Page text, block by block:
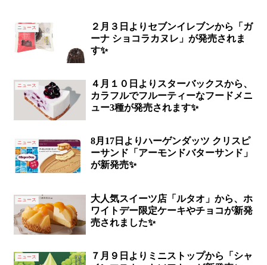
ニュース
２月３日よりセブンイレブンから「ガ
ーナ ショコラカヌレ」が発売されま
す✨
ニュース
４月１０日よりスターバックスから、
カラフルでフルーティーなフードメニ
ュー3種が発売されます✨
ニュース
8月17日よりハーゲンダッツ クリスピ
ーサンド「アーモンドバターサンド」
が新発売✨
ニュース
大人気スイーツ店「ルタオ」から、ホ
ワイトデー限定ケーキやチョコが新発
売されました✨
ニュース
７月９日よりミニストップから「シャ